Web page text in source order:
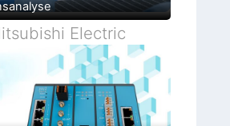
Electric